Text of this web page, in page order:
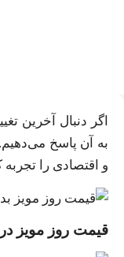
اگر دنبال آخرین
به آن پاسخ
و اقتصادی را تجربه
قیمت روز مویز